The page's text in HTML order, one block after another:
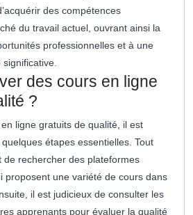
des compétences
du travail actuel, ouvrant ainsi la
professionnelles et à une
des cours en ligne
?
ligne gratuits de qualité, il est
étapes essentielles. Tout
de rechercher des plateformes
proposent une variété de cours dans
il est judicieux de consulter les
apprenants pour évaluer la qualité